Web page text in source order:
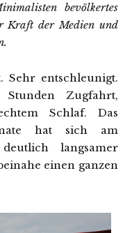
bevölkertes
Kraft der Medien und
entschleunigt.
Zugfahrt,
Schlaf. Das
hat sich am
langsamer
einen ganzen